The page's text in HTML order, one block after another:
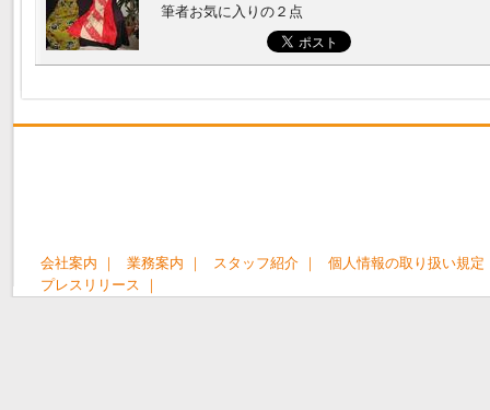
筆者お気に入りの２点
会社案内 ｜ 業務案内 ｜ スタッフ紹介 ｜
個人情報の取り扱い規定
プレスリリース ｜